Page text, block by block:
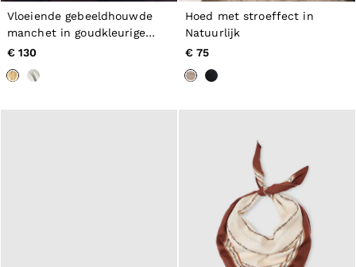
Vloeiende gebeeldhouwde
manchet in goudkleurige
tinten
€ 130
Hoed met stroeffect in
Natuurlijk
€ 75